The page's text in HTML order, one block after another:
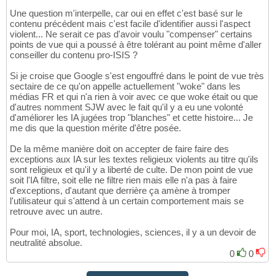
Une question m'interpelle, car oui en effet c'est basé sur le
contenu précédent mais c'est facile d'identifier aussi l'aspect
violent... Ne serait ce pas d'avoir voulu "compenser" certains
points de vue qui a poussé à être tolérant au point même d'aller
conseiller du contenu pro-ISIS ?
Si je croise que Google s'est engouffré dans le point de vue très
sectaire de ce qu'on appelle actuellement "woke" dans les
médias FR et qui n'a rien à voir avec ce que woke était ou que
d'autres nomment SJW avec le fait qu'il y a eu une volonté
d'améliorer les IA jugées trop "blanches" et cette histoire... Je
me dis que la question mérite d'être posée.
De la même manière doit on accepter de faire faire des
exceptions aux IA sur les textes religieux violents au titre qu'ils
sont religieux et qu'il y a liberté de culte. De mon point de vue
soit l'IA filtre, soit elle ne filtre rien mais elle n'a pas à faire
d'exceptions, d'autant que derrière ça amène à tromper
l'utilisateur qui s'attend à un certain comportement mais se
retrouve avec un autre.
Pour moi, IA, sport, technologies, sciences, il y a un devoir de
neutralité absolue.
0
0